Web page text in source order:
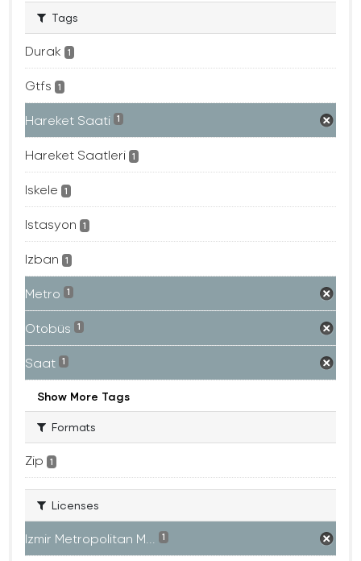
Tags
Durak 1
Gtfs 1
Hareket Saati 1
Hareket Saatleri 1
Iskele 1
Istasyon 1
Izban 1
Metro 1
Otobüs 1
Saat 1
Show More Tags
Formats
Zip 1
Licenses
Izmir Metropolitan M... 1